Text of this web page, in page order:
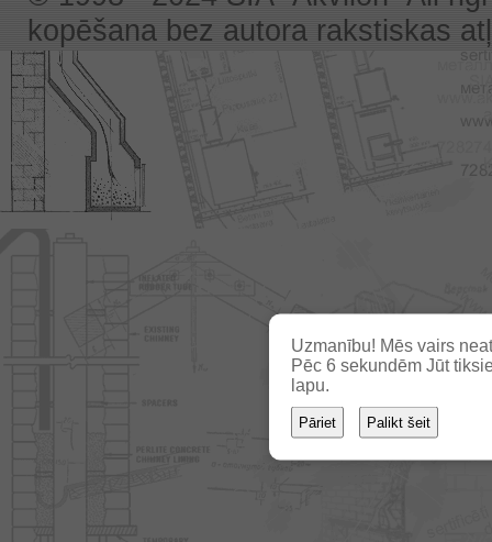
kopēšana bez autora rakstiskas
Uzmanību! Mēs vairs
Pēc 5 sekundēm Jūt
lapu.
Pāriet Palikt šeit